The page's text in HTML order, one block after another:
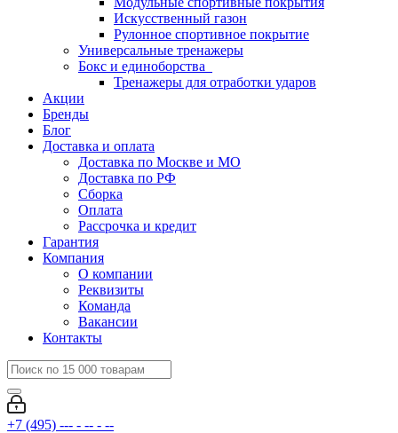
Искусственный газон
Рулонное спортивное покрытие
Универсальные тренажеры
Бокс и единоборства
Тренажеры для отработки ударов
Акции
Бренды
Блог
Доставка и оплата
Доставка по Москве и МО
Доставка по РФ
Сборка
Оплата
Рассрочка и кредит
Гарантия
Компания
О компании
Реквизиты
Команда
Вакансии
Контакты
+7 (495) --- - -- - --